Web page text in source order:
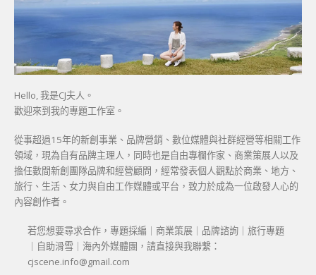
Hello, 我是CJ夫人。
歡迎來到我的專題工作室。
從事超過15年的新創事業、品牌營銷、數位媒體與社群經營等相關工作
領域，現為自有品牌主理人，同時也是自由專欄作家、商業策展人以及
擔任數間新創團隊品牌和經營顧問，經常發表個人觀點於商業、地方、
旅行、生活、女力與自由工作媒體或平台，致力於成為一位啟發人心的
內容創作者。
若您想要尋求合作，專題採編｜商業策展｜品牌諮詢｜旅行專題
｜自助滑雪｜海內外媒體團，請直接與我聯繫：
cjscene.info@gmail.com